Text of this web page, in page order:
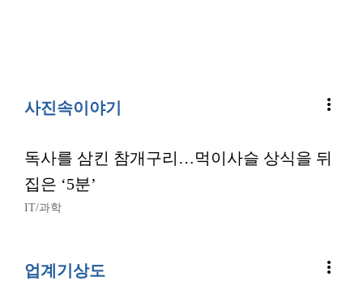
사진속이야기 more_vert
독사를 삼킨 참개구리…먹이사슬 상식을 뒤
집은 ‘5분’
IT/과학
업계기상도 more_vert